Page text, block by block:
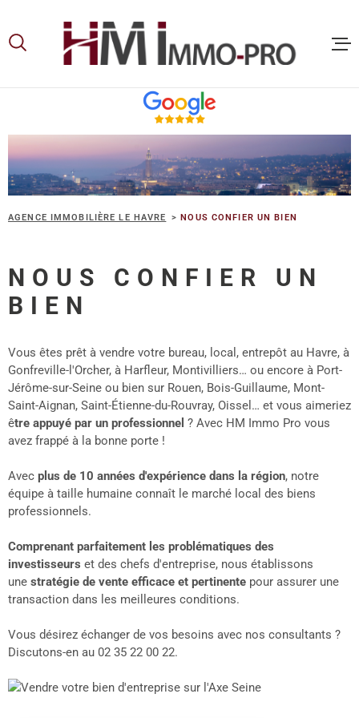
lamenu
contenu
ACHETER
LOUER
VOUS
NOS
BLOG
AGENCE IMMOBILIÈRE LE HAVRE NOUS CONFIER UN BIEN
NOUS CONFIER UN
BIEN
Vous êtes prêt à vendre votre bureau, local, entrepôt au Havre, à
Gonfreville-l'Orcher, à Harfleur, Montivilliers… ou encore à Port-
Jérôme-sur-Seine ou bien sur Rouen, Bois-Guillaume, Mont-
Saint-Aignan, Saint-Étienne-du-Rouvray, Oissel… et vous aimeriez
être appuyé par un professionnel ? Avec HM Immo Pro vous
avez frappé à la bonne porte !
Avec plus de 10 années d'expérience dans la région, notre
équipe à taille humaine connaît le marché local des biens
professionnels.
Comprenant parfaitement les problématiques des
investisseurs et des chefs d'entreprise, nous établissons
une stratégie de vente efficace et pertinente pour assurer une
transaction dans les meilleures conditions.
Vous désirez échanger de vos besoins avec nos consultants ?
Discutons-en au 02 35 22 00 22.